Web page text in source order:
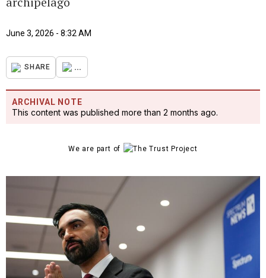
June 3, 2026 - 8:32 AM
SHARE ...
ARCHIVAL NOTE
This content was published more than 2 months ago.
We are part of